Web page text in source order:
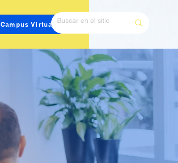
Campus Virtual